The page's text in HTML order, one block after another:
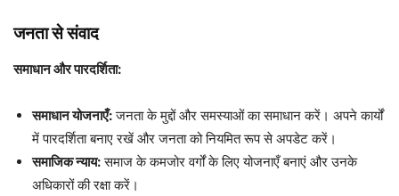
जनता से संवाद
समाधान और पारदर्शिता:
समाधान योजनाएँ:जनता के मुद्दों और समस्याओं का समाधान करें। अपने कार्यों
में पारदर्शिता बनाए रखें और जनता को नियमित रूप से अपडेट करें।
समाजिक न्याय:समाज के कमजोर वर्गों के लिए योजनाएँ बनाएं और उनके
अधिकारों की रक्षा करें।